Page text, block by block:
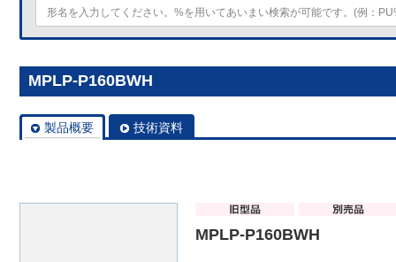
MPLP-P160BWH
製品概要 技術資料
MPLP-P160BWH